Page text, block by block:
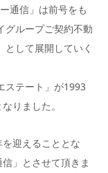
通信」は前号をも
グループご契約不動
して展開していく
ステート」が1993
りました。
迎えることとな
」とさせて頂きま